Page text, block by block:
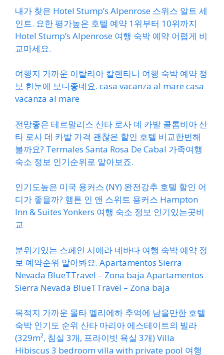
내가 찾은 Hotel Stump’s Alpenrose 스위스 알트 세
인트. 요한 평가높은 호텔 예약 1위부터 10위까지
Hotel Stump’s Alpenrose 여행 숙박 예약 어렵게 비
교마세요.
여행지 가까운 이탈리아 칼렌티니 여행 숙박 예약 정
보 한눈에 보니좋네요. casa vacanza al mare casa
vacanza al mare
전망좋은 테르말리스 산타 로사 데 카발 콜롬비아 산
타 로사 데 카발 가격 괜찮은 할인 호텔 비교한번해
볼까요? Termales Santa Rosa De Cabal 가족여행
숙소 정보 인기순위로 알아보죠.
인기도높은 미국 용커스 (NY) 완전강추 호텔 할인 어
디가 좋을까? 햄튼 인 앤 스위트 용커스 Hampton
Inn & Suites Yonkers 여행 숙소 정보 인기있는곳비
교
분위기있는 스페인 시에라 네바다 여행 숙박 예약 정
보 예약순위 알아봐요. Apartamentos Sierra
Nevada BlueTTravel – Zona baja Apartamentos
Sierra Nevada BlueTTravel – Zona baja
목적지 가까운 몰타 멜리에하 추억에 남을만한 호텔
숙박 인기도 순위 산타 마리아 에스테이트의 빌라
(329m², 침실 3개, 프라이빗 욕실 3개) Villa
Hibiscus 3 bedroom villa with private pool 여행